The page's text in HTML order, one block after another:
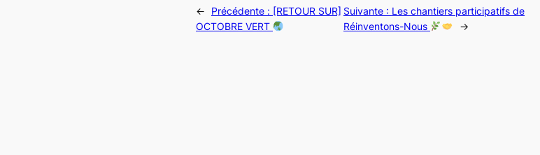
← Précédente : [RETOUR SUR]
OCTOBRE VERT
Suivante : Les chantiers participatifs de
Réinventons-Nous
→